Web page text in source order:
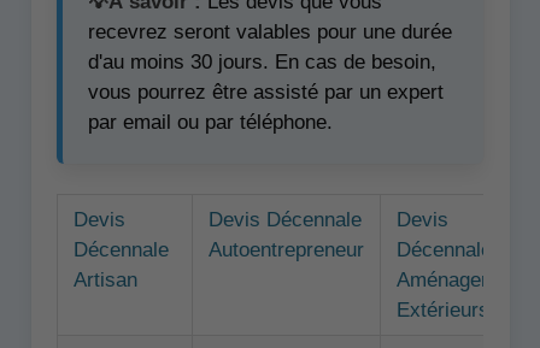
recevrez seront valables pour une durée
d'au moins 30 jours. En cas de besoin,
vous pourrez être assisté par un expert
par email ou par téléphone.
Devis
Décennale
Artisan
Devis Décennale
Autoentrepreneur
Devis
Décennale
Aménagements
Extérieurs